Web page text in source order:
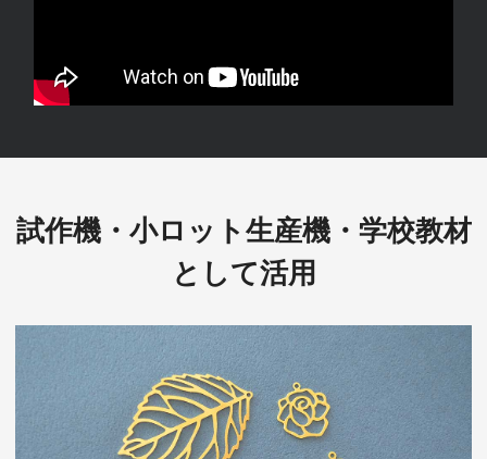
試作機・小ロット生産機・学校教材
として活用